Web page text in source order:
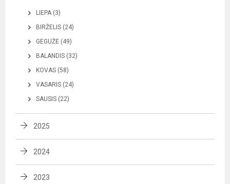
LIEPA (3)
BIRŽELIS (24)
GEGUŽĖ (49)
BALANDIS (32)
KOVAS (58)
VASARIS (24)
SAUSIS (22)
2025
2024
2023